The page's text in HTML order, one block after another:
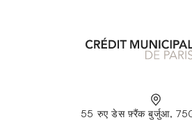
55 रुए डेस फ़्रैंक बुर्जुआ,